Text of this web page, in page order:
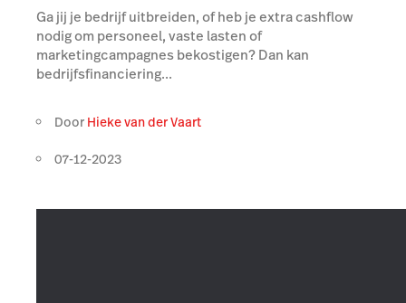
Ga jij je bedrijf uitbreiden, of heb je extra cashflow
nodig om personeel, vaste lasten of
marketingcampagnes bekostigen? Dan kan
bedrijfsfinanciering...
Door Hieke van der Vaart
07-12-2023